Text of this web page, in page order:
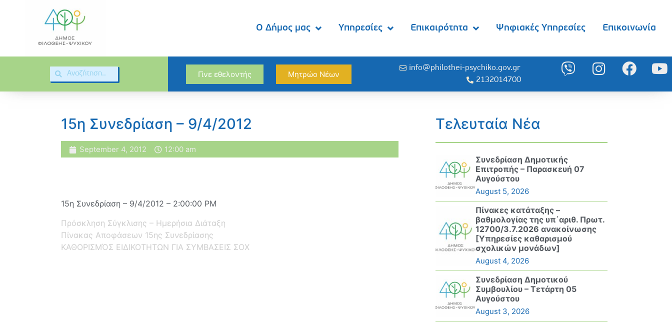
Ο Δήμος μας Υπηρεσίες Επικαιρότητα Ψηφιακές Υπηρεσίες Επικοινωνία
Γίνε εθελοντής Μητρώο Νέων
info@philothei-psychiko.gov.gr
2132014700
15η Συνεδρίαση – 9/4/2012
September 4, 2012 12:00 am
15η Συνεδρίαση – 9/4/2012 – 2:00:00 PM
Πρόσκληση Σύγκλισης – Ημερήσια Διάταξη
Πίνακας Αποφάσεων 15ης Συνεδρίασης
ΚΑΘΟΡΙΣΜΌΣ ΕΙΔΙΚΟΤΗΤΩΝ ΓΙΑ ΣΥΜΒΑΣΕΙΣ ΣΟΧ
Τελευταία Νέα
Συνεδρίαση Δημοτικής
Επιτροπής – Παρασκευή 07
Αυγούστου
August 5, 2026
Πίνακες κατάταξης –
βαθμολογίας της υπ΄αριθ. Πρωτ.
12700/3.7.2026 ανακοίνωσης
[Υπηρεσίες καθαρισμού
σχολικών μονάδων]
August 4, 2026
Συνεδρίαση Δημοτικού
Συμβουλίου – Τετάρτη 05
Αυγούστου
August 3, 2026